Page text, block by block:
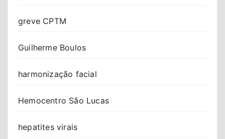
greve CPTM
Guilherme Boulos
harmonização facial
Hemocentro São Lucas
hepatites virais